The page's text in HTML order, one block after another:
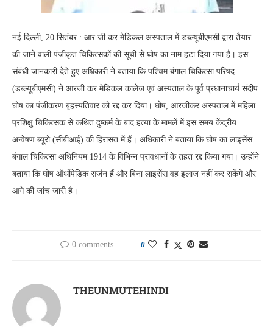
नई दिल्ली, 20 सितंबर : आर जी कर मेडिकल अस्पताल में डब्ल्यूबीएमसी द्वारा तैयार
की जाने वाली पंजीकृत चिकित्सकों की सूची से घोष का नाम हटा दिया गया है। इस
संबंधी जानकारी देते हुए अधिकारी ने बताया कि पश्चिम बंगाल चिकित्सा परिषद
(डब्ल्यूबीएमसी) ने आरजी कर मेडिकल कालेज एवं अस्पताल के पूर्व प्रधानाचार्य संदीप
घोष का पंजीकरण बृहस्पतिवार को रद्द कर दिया। घोष, आरजीकर अस्पताल में महिला
प्रशिक्षु चिकित्सक से कथित दुष्कर्म के बाद हत्या के मामलें में इस समय केंद्रीय
अन्वेषण ब्यूरो (सीबीआई) की हिरासत में हैं। अधिकारी ने बताया कि घोष का लाइसेंस
बंगाल चिकित्सा अधिनियम 1914 के विभिन्न प्रावधानों के तहत रद्द किया गया। उन्होंने
बताया कि घोष ऑर्थोपेडिक सर्जन हैं और बिना लाइसेंस वह इलाज नहीं कर सकेंगे और
आगे की जांच जारी है।
0 comments 0
THEUNMUTEHINDI